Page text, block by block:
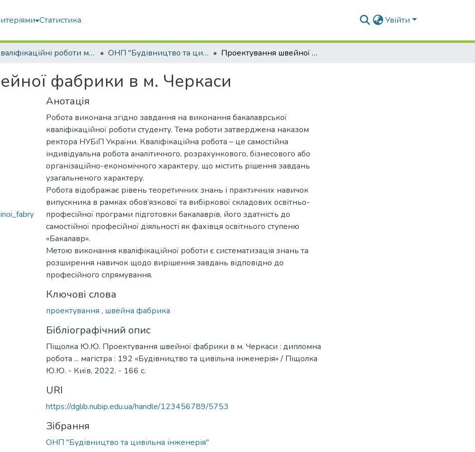
Статистика Увійти
Кваліфікаційні роботи магістрів ОНП "Будівництво та цивільна інженерія" Проектування швейної фабрики в м. Черкаси
фабрики в м. Черкаси
Анотація
Робота виконана згідно завдання на виконання бакалаврської
кваліфікаційної роботи студенту. Тема роботи затверджена наказом
ректора НУБіП України. Кваліфікаційна робота – це самостійна
індивідуальна робота аналітичного, розрахункового, бізнесового або
організаційно-економічного характеру, що містить рішення завдань
узагальненого характеру.
Робота відображає рівень теоретичних знань і практичних навичок
випускника в рамках обов’язкової та вибіркової складових освітньо-
професійної програми підготовки бакалаврів, його здатність до
самостійної професійної діяльності як фахівця освітнього ступеню
«Бакалавр».
Метою виконання кваліфікаційної роботи є систематизація знань та
розширення навичок щодо вирішення завдань відповідно до
професійного спрямування.
Ключові слова
проектування , швейна фабрика
Бібліографічний опис
Піщолка Ю.Ю. Проектування швейної фабрики в м. Черкаси : дипломна
робота ... магістра : 192 «Будівництво та цивільна інженерія» / Піщолка
Ю.Ю. - Київ, 2022. - 166 с.
URI
https://dglib.nubip.edu.ua/handle/123456789/5753
Зібрання
ОНП "Будівництво та цивільна інженерія"